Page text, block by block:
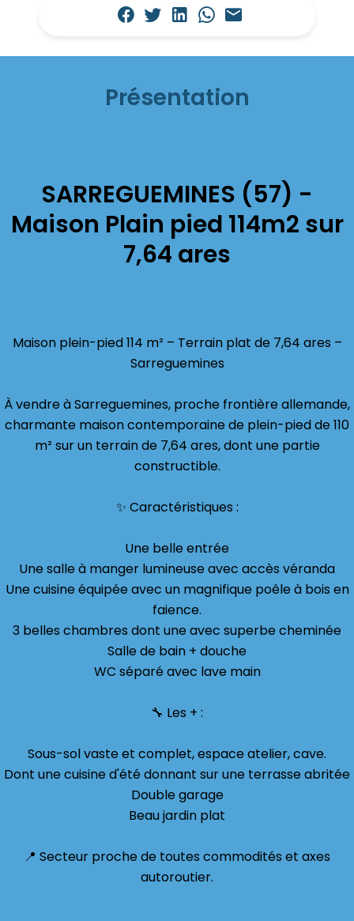
Présentation
SARREGUEMINES (57) -
Maison Plain pied 114m2 sur
7,64 ares
Maison plein-pied 114 m² – Terrain plat de 7,64 ares –
Sarreguemines
À vendre à Sarreguemines, proche frontière allemande,
charmante maison contemporaine de plein-pied de 110
m² sur un terrain de 7,64 ares, dont une partie
constructible.
✨ Caractéristiques :
Une belle entrée
Une salle à manger lumineuse avec accès véranda
Une cuisine équipée avec un magnifique poêle à bois en
faience.
3 belles chambres dont une avec superbe cheminée
Salle de bain + douche
WC séparé avec lave main
🔧 Les + :
Sous-sol vaste et complet, espace atelier, cave.
Dont une cuisine d'été donnant sur une terrasse abritée
Double garage
Beau jardin plat
📍 Secteur proche de toutes commodités et axes
autoroutier.